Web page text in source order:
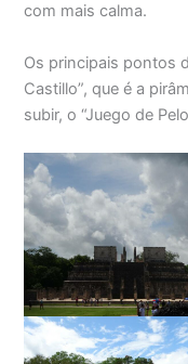
com mais calma.
Os principais pontos
Castillo”, que é a
subir, o “Juego de